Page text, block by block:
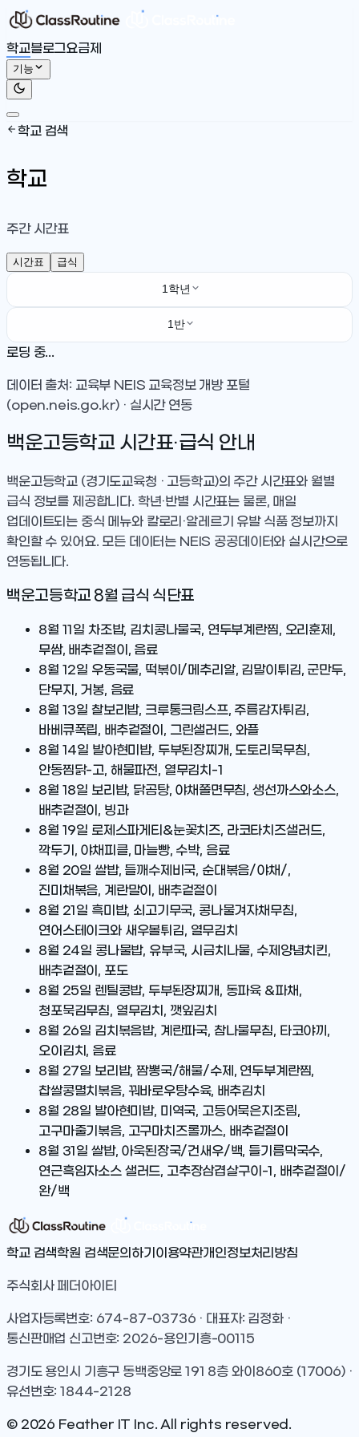
학교블로그요금제
기능
학교 검색
학교
주간 시간표
시간표 급식
1학년
1반
로딩 중...
데이터 출처: 교육부 NEIS 교육정보 개방 포털
(open.neis.go.kr) · 실시간 연동
백운고등학교 시간표·급식 안내
백운고등학교 (경기도교육청 · 고등학교)의 주간 시간표와 월별
급식 정보를 제공합니다. 학년·반별 시간표는 물론, 매일
업데이트되는 중식 메뉴와 칼로리·알레르기 유발 식품 정보까지
확인할 수 있어요. 모든 데이터는 NEIS 공공데이터와 실시간으로
연동됩니다.
백운고등학교 8월 급식 식단표
8월 11일 차조밥, 김치콩나물국, 연두부계란찜, 오리훈제,
무쌈, 배추겉절이, 음료
8월 12일 우동국물, 떡볶이/메추리알, 김말이튀김, 군만두,
단무지, 거봉, 음료
8월 13일 찰보리밥, 크루통크림스프, 주름감자튀김,
바베큐폭립, 배추겉절이, 그린샐러드, 와플
8월 14일 발아현미밥, 두부된장찌개, 도토리묵무침,
안동찜닭-고, 해물파전, 열무김치-1
8월 18일 보리밥, 닭곰탕, 야채쫄면무침, 생선까스와소스,
배추겉절이, 빙과
8월 19일 로제스파게티&눈꽃치즈, 라코타치즈샐러드,
깍두기, 야채피클, 마늘빵, 수박, 음료
8월 20일 쌀밥, 들깨수제비국, 순대볶음/야채/,
진미채볶음, 계란말이, 배추겉절이
8월 21일 흑미밥, 쇠고기무국, 콩나물겨자채무침,
연어스테이크와 새우볼튀김, 열무김치
8월 24일 콩나물밥, 유부국, 시금치나물, 수제양념치킨,
배추겉절이, 포도
8월 25일 렌틸콩밥, 두부된장찌개, 동파육 &파채,
청포묵김무침, 열무김치, 깻잎김치
8월 26일 김치볶음밥, 계란파국, 참나물무침, 타코야끼,
오이김치, 음료
8월 27일 보리밥, 짬뽕국/해물/수제, 연두부계란찜,
찹쌀콩멸치볶음, 꿔바로우탕수육, 배추김치
8월 28일 발아현미밥, 미역국, 고등어묵은지조림,
고구마줄기볶음, 고구마치즈롤까스, 배추겉절이
8월 31일 쌀밥, 아욱된장국/건새우/백, 들기름막국수,
연근흑임자소스 샐러드, 고추장삼겹살구이-1, 배추겉절이/
완/백
학교 검색학원 검색문의하기 이용약관개인정보처리방침
주식회사 페더아이티
사업자등록번호: 674-87-03736 · 대표자: 김정화 ·
통신판매업 신고번호: 2026-용인기흥-00115
경기도 용인시 기흥구 동백중앙로 191 8층 와이860호 (17006) ·
유선번호: 1844-2128
© 2026 Feather IT Inc. All rights reserved.